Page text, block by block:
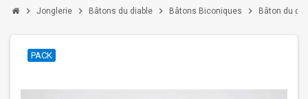
chevron_right Jonglerie chevron_right Bâtons du diable chevron_right Bâtons Biconiques chevron_right Bâton du
PACK